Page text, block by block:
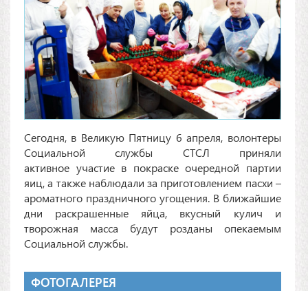
Сегодня, в Великую Пятницу 6 апреля, волонтеры
Социальной службы СТСЛ приняли
активное участие в покраске очередной партии
яиц, а также наблюдали за приготовлением пасхи –
ароматного праздничного угощения. В ближайшие
дни раскрашенные яйца, вкусный кулич и
творожная масса будут розданы опекаемым
Социальной службы.
ФОТОГАЛЕРЕЯ